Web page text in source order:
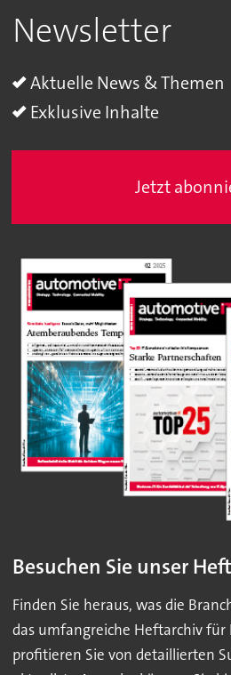
Newsletter
Aktuelle News & Themen
Exklusive Inhalte
Jetzt
Besuchen Sie unser
Finden Sie heraus, was die
das umfangreiche Heftarchiv für
profitieren Sie von detaillierten